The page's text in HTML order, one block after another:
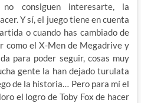
consiguen interesarte, la
Y sí, el juego tiene en cuenta
o cuando has cambiado de
como el X-Men de Megadrive y
para poder seguir, cosas muy
gente la han dejado turulata
de la historia… Pero para mí el
el logro de Toby Fox de hacer